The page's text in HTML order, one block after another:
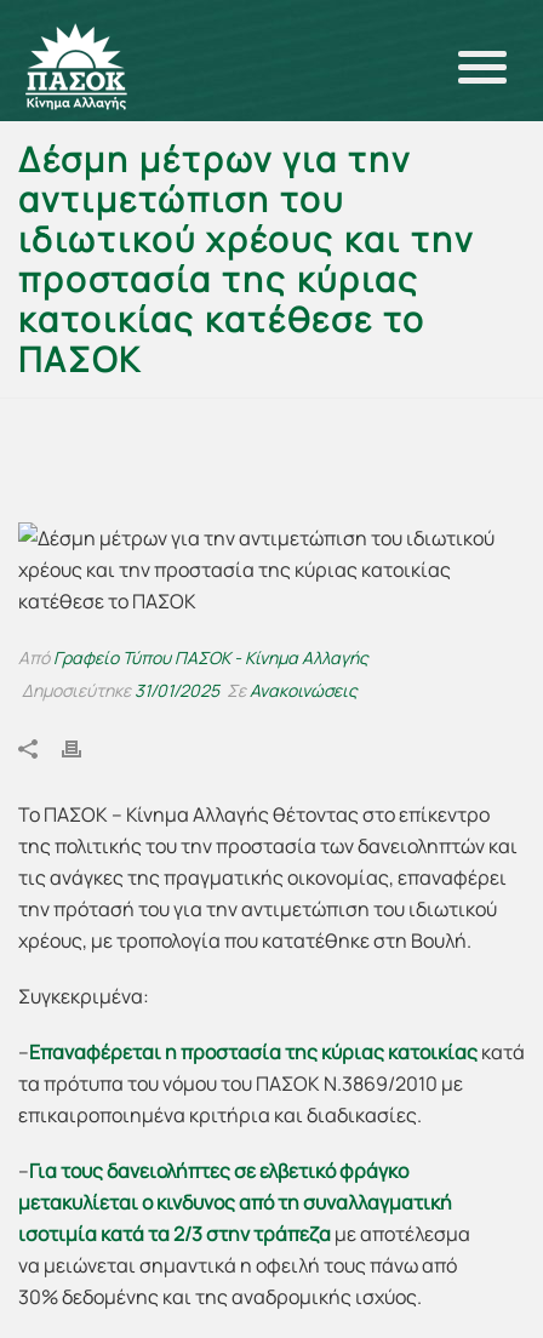
Δέσμη μέτρων για την
αντιμετώπιση του
ιδιωτικού χρέους και την
προστασία της κύριας
κατοικίας κατέθεσε το
ΠΑΣΟΚ
ΑπόΓραφείο Τύπου ΠΑΣΟΚ - Κίνημα Αλλαγής
Δημοσιεύτηκε31/01/2025 ΣεΑνακοινώσεις
Το ΠΑΣΟΚ – Κίνημα Αλλαγής θέτοντας στο επίκεντρο
της πολιτικής του την προστασία των δανειοληπτών και
τις ανάγκες της πραγματικής οικονομίας, επαναφέρει
την πρότασή του για την αντιμετώπιση του ιδιωτικού
χρέους, με τροπολογία που κατατέθηκε στη Βουλή.
Συγκεκριμένα:
–Επαναφέρεται η προστασία της κύριας κατοικίαςκατά
τα πρότυπα του νόμου του ΠΑΣΟΚ Ν.3869/2010 με
επικαιροποιημένα κριτήρια και διαδικασίες.
–Για τους δανειολήπτες σε ελβετικό φράγκο
μετακυλίεται ο κινδυνος από τη συναλλαγματική
ισοτιμία κατά τα 2/3 στην τράπεζαμε αποτέλεσμα
να μειώνεται σημαντικά η οφειλή τους πάνω από
30% δεδομένης και της αναδρομικής ισχύος.